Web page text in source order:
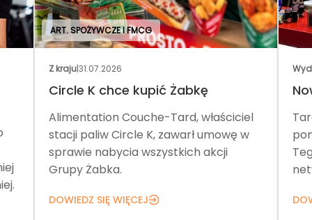
ART. SPOŻYWCZE I FMCG
Z kraju|31.07.2026
Circle K chce kupić Żabkę
Alimentation Couche-Tard, właściciel
stacji paliw Circle K, zawarł umowę w
sprawie nabycia wszystkich akcji
Grupy Żabka.
DOWIEDZ SIĘ WIĘCEJ